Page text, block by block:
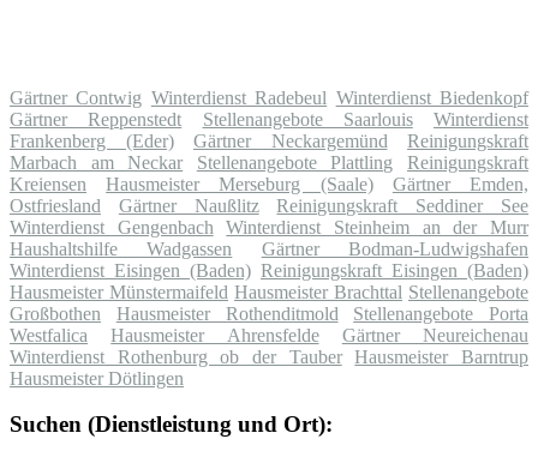
Gärtner Contwig Winterdienst Radebeul Winterdienst Biedenkopf
Gärtner Reppenstedt
Stellenangebote Saarlouis
Winterdienst
Frankenberg (Eder)
Gärtner Neckargemünd
Reinigungskraft
Marbach am Neckar
Stellenangebote Plattling
Reinigungskraft
Kreiensen
Hausmeister Merseburg (Saale)
Gärtner Emden,
Ostfriesland
Gärtner Naußlitz
Reinigungskraft Seddiner See
Winterdienst Gengenbach
Winterdienst Steinheim an der Murr
Haushaltshilfe Wadgassen
Gärtner Bodman-Ludwigshafen
Winterdienst Eisingen (Baden) Reinigungskraft Eisingen (Baden)
Hausmeister Münstermaifeld Hausmeister Brachttal Stellenangebote
Großbothen
Hausmeister Rothenditmold
Stellenangebote Porta
Westfalica
Hausmeister Ahrensfelde
Gärtner Neureichenau
Winterdienst Rothenburg ob der Tauber
Hausmeister Barntrup
Hausmeister Dötlingen
Suchen (Dienstleistung und Ort):